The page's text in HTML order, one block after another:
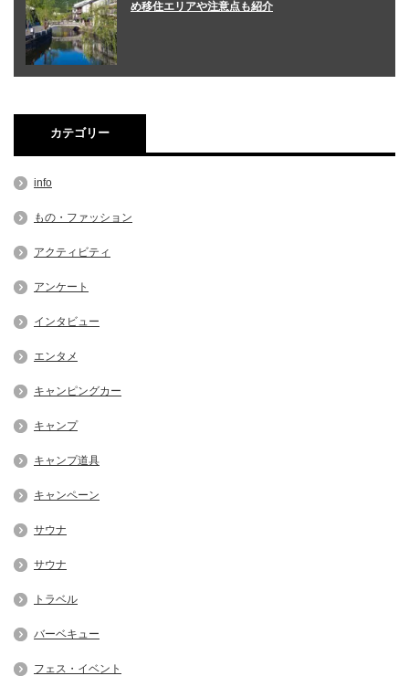
め移住エリアや注意点も紹介
カテゴリー
info
もの・ファッション
アクティビティ
アンケート
インタビュー
エンタメ
キャンピングカー
キャンプ
キャンプ道具
キャンペーン
サウナ
サウナ
トラベル
バーベキュー
フェス・イベント